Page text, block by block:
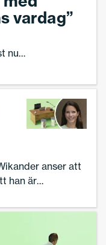
vardag”
nu
i
–
anser att
han är
Rektorn
sitt uppdrag,